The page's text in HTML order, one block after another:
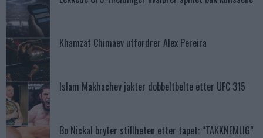
Khamzat Chimaev utfordrer Alex Pereira
Islam Makhachev jakter dobbeltbelte etter UFC 315
Bo Nickal bryter stillheten etter tapet: “TAKKNEMLIG”